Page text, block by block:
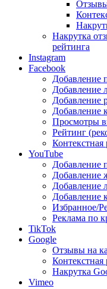
Накрутка
рейтинга
Instagram
Facebook
Добавление
Добавление
Добавление
Добавление
Просмотры
Рейтинг
Контекстная
YouTube
Добавление
Добавление
Добавление
Добавление
Избранное/
Реклама по
TikTok
Google
Отзывы на
Контекстная
Накрутка
Vimeo